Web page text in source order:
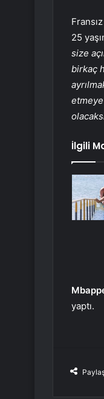
Fransız
25
size
birkaç
İlgili
yaptı.